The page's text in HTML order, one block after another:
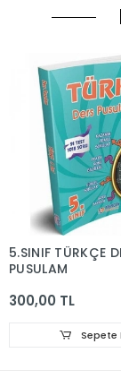
5.SINIF TÜRKÇE
PUSULAM
300,00 TL
Sepete